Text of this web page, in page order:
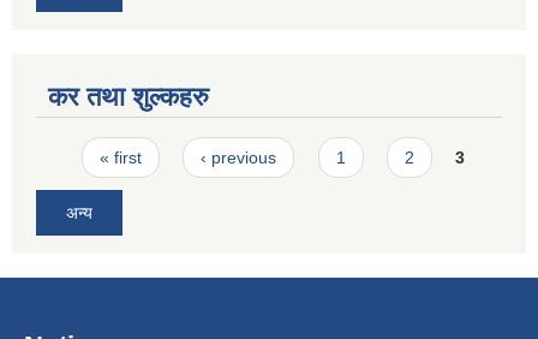
कर तथा शुल्कहरु
Pages
« first ‹ previous 1 2 3
अन्य